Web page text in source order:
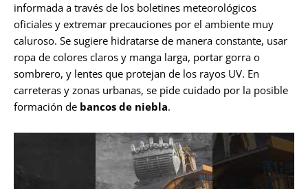
informada a través de los boletines meteorológicos
oficiales y extremar precauciones por el ambiente muy
caluroso. Se sugiere hidratarse de manera constante, usar
ropa de colores claros y manga larga, portar gorra o
sombrero, y lentes que protejan de los rayos UV. En
carreteras y zonas urbanas, se pide cuidado por la posible
formación de bancos de niebla.